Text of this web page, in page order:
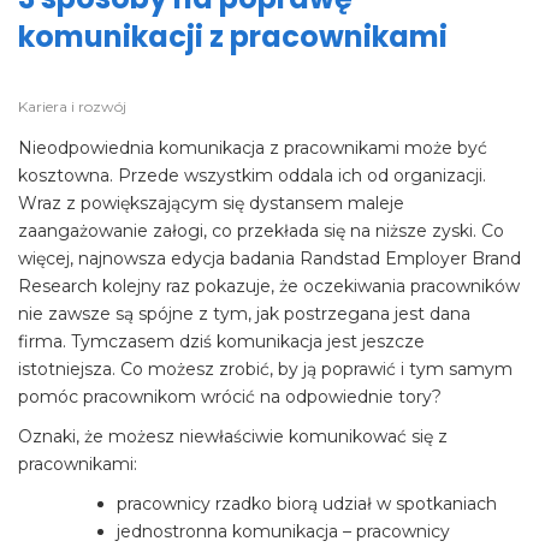
komunikacji z pracownikami
Kariera i rozwój
Nieodpowiednia komunikacja z pracownikami może być
kosztowna. Przede wszystkim oddala ich od organizacji.
Wraz z powiększającym się dystansem maleje
zaangażowanie załogi, co przekłada się na niższe zyski. Co
więcej, najnowsza edycja badania Randstad Employer Brand
Research kolejny raz pokazuje, że oczekiwania pracowników
nie zawsze są spójne z tym, jak postrzegana jest dana
firma. Tymczasem dziś komunikacja jest jeszcze
istotniejsza. Co możesz zrobić, by ją poprawić i tym samym
pomóc pracownikom wrócić na odpowiednie tory?
Oznaki, że możesz niewłaściwie komunikować się z
pracownikami:
pracownicy rzadko biorą udział w spotkaniach
jednostronna komunikacja – pracownicy